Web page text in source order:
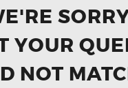
YOUR
NOT